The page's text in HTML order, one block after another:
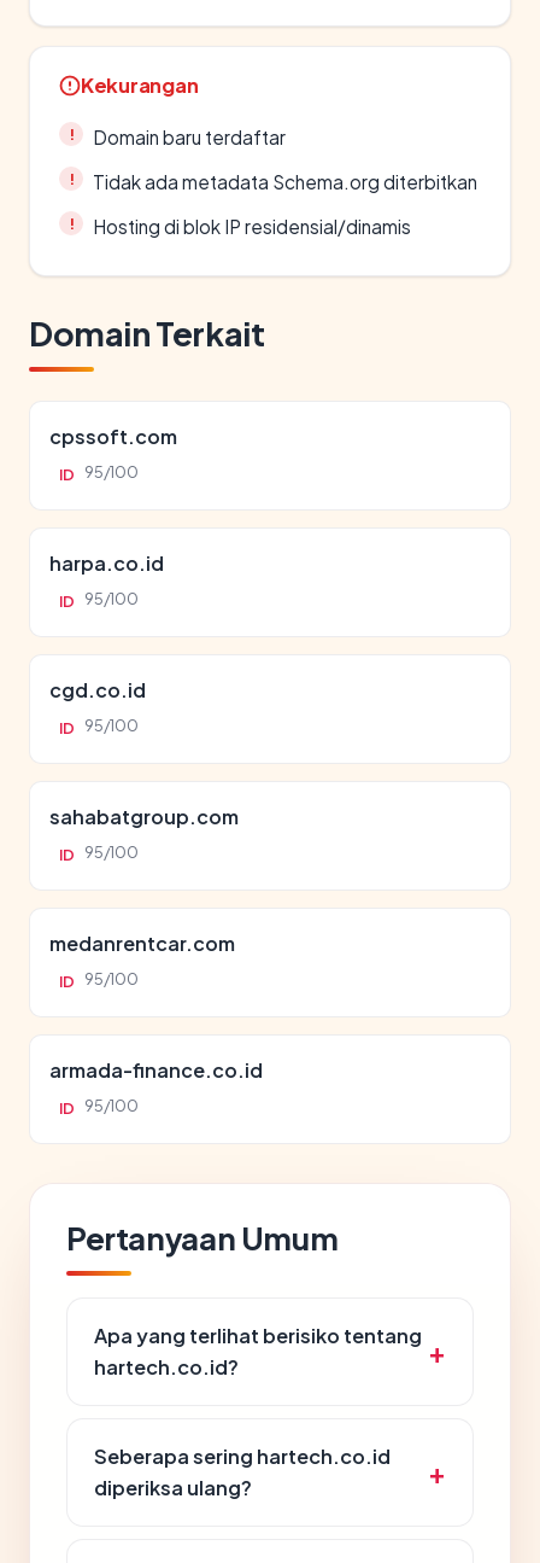
Kekurangan
Domain baru terdaftar
Tidak ada metadata Schema.org diterbitkan
Hosting di blok IP residensial/dinamis
Domain Terkait
cpssoft.com
ID 95/100
harpa.co.id
ID 95/100
cgd.co.id
ID 95/100
sahabatgroup.com
ID 95/100
medanrentcar.com
ID 95/100
armada-finance.co.id
ID 95/100
Pertanyaan Umum
Apa yang terlihat berisiko tentang
hartech.co.id?
Seberapa sering hartech.co.id
diperiksa ulang?